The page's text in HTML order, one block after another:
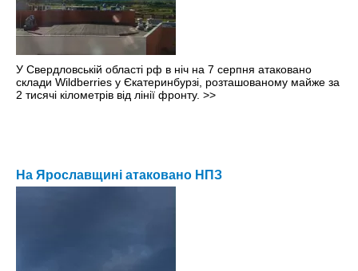
У Свердловській області рф в ніч на 7 серпня атаковано
склади Wildberries у Єкатеринбурзі, розташованому майже за
2 тисячі кілометрів від лінії фронту. >>
На Ярославщині атаковано НПЗ